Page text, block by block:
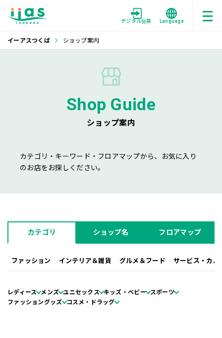
デジタル会員 Language
イーアスつくば ショップ案内
Shop Guide
ショップ案内
カテゴリ・キーワード・フロアマップから、お気に入り
のお店をお探しください。
カテゴリ ショップ名 フロアマップ
ファッション インテリア＆雑貨 グルメ＆フード サービス・カル
レディース メンズ ユニセックス キッズ・ベビー スポーツ
ファッショングッズ コスメ・ドラッグ